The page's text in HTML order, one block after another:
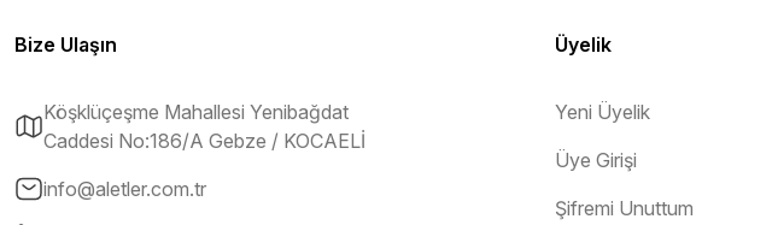
Bize Ulaşın
Köşklüçeşme Mahallesi Yenibağdat
Caddesi No:186/A Gebze / KOCAELİ
info@aletler.com.tr
Üyelik
Yeni Üyelik
Üye Girişi
Şifremi Unuttum